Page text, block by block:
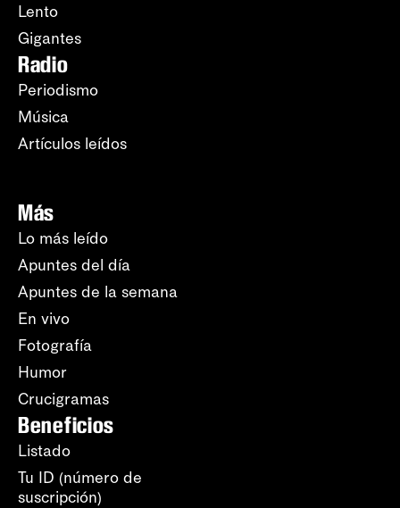
Lento
Gigantes
Radio
Periodismo
Música
Artículos leídos
Más
Lo más leído
Apuntes del día
Apuntes de la semana
En vivo
Fotografía
Humor
Crucigramas
Beneficios
Listado
Tu ID (número de
suscripción)